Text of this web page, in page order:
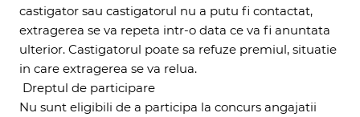
castigator sau castigatorul nu a putu fi contactat,
extragerea se va repeta intr-o data ce va fi anuntata
ulterior. Castigatorul poate sa refuze premiul, situatie
in care extragerea se va relua.
Dreptul de participare
Nu sunt eligibili de a participa la concurs angajatii